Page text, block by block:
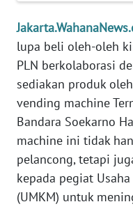
lupa beli oleh-oleh
PLN berkolaborasi
sediakan produk
vending machine
Bandara Soekarno
machine ini tidak
pelancong, tetapi
kepada pegiat
(UMKM) untuk
KARIR
DISCLAIMER
Wahana
Regional
WN
SUMUT